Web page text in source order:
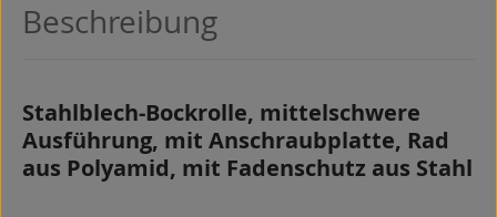
Beschreibung
Stahlblech-Bockrolle, mittelschwere
Ausführung, mit Anschraubplatte, Rad
aus Polyamid, mit Fadenschutz aus Stahl